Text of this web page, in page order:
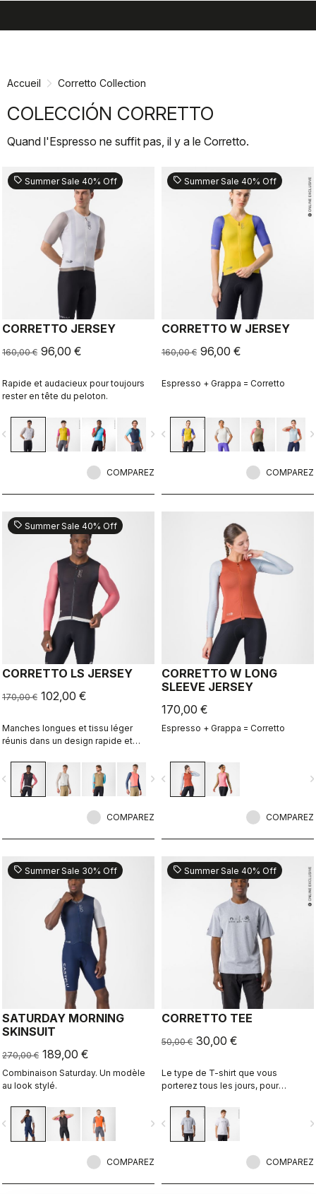
directement
navigation
directement
Accueil Corretto Collection
COLECCIÓN CORRETTO
Quand l'Espresso ne suffit pas, il y a le Corretto.
sell Summer Sale 40% Off
CORRETTO JERSEY
160,00 € 96,00 €
Rapide et audacieux pour toujours
rester en tête du peloton.
navigate_next
COMPAREZ
sell Summer Sale 40% Off
CORRETTO W JERSEY
160,00 € 96,00 €
Espresso + Grappa = Corretto
navigate_before
COMPAREZ
sell Summer Sale 40% Off
CORRETTO LS JERSEY
170,00 € 102,00 €
Manches longues et tissu léger
réunis dans un design rapide et
navigate_next
COMPAREZ
CORRETTO W LONG
SLEEVE JERSEY
170,00 €
Espresso + Grappa = Corretto
navigate_before
COMPAREZ
sell Summer Sale 30% Off
SATURDAY MORNING
SKINSUIT
270,00 € 189,00 €
Combinaison Saturday. Un modèle
au look stylé.
navigate_next
COMPAREZ
sell Summer Sale 40% Off
CORRETTO TEE
50,00 € 30,00 €
Le type de T-shirt que vous
porterez tous les jours, pour
même lorsque vous mettez le pied
à terre.
navigate_before
COMPAREZ